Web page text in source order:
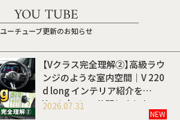
YOU TUBE
ユーチューブ更新のお知らせ
【Vクラス完全理解②】高級ラウ
ンジのような室内空間｜V 220
d long インテリア紹介を
Youtubeにて公開しました
2026.07.31
NEW